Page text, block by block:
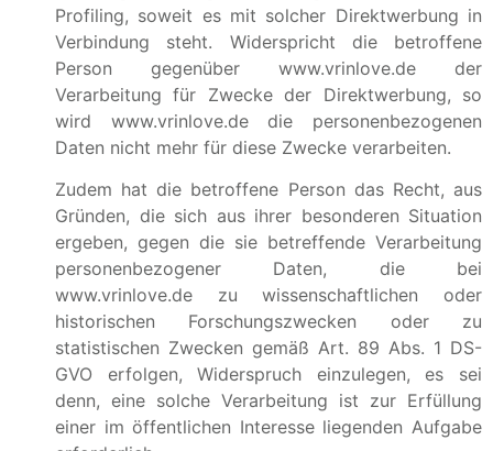
Profiling, soweit es mit solcher Direktwerbung in
Verbindung steht. Widerspricht die betroffene
Person gegenüber www.vrinlove.de der
Verarbeitung für Zwecke der Direktwerbung, so
wird www.vrinlove.de die personenbezogenen
Daten nicht mehr für diese Zwecke verarbeiten.
Zudem hat die betroffene Person das Recht, aus
Gründen, die sich aus ihrer besonderen Situation
ergeben, gegen die sie betreffende Verarbeitung
personenbezogener Daten, die bei
www.vrinlove.de zu wissenschaftlichen oder
historischen Forschungszwecken oder zu
statistischen Zwecken gemäß Art. 89 Abs. 1 DS-
GVO erfolgen, Widerspruch einzulegen, es sei
denn, eine solche Verarbeitung ist zur Erfüllung
einer im öffentlichen Interesse liegenden Aufgabe